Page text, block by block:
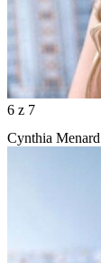
6 z 7
Cynthia